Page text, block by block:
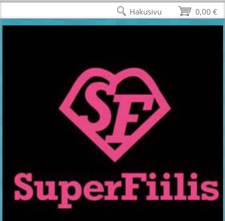
0,00 €
Hakusivu